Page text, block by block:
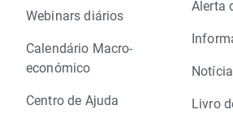
Webinars diários
Calendário Macro-
económico
Centro de Ajuda
Alerta
Livro